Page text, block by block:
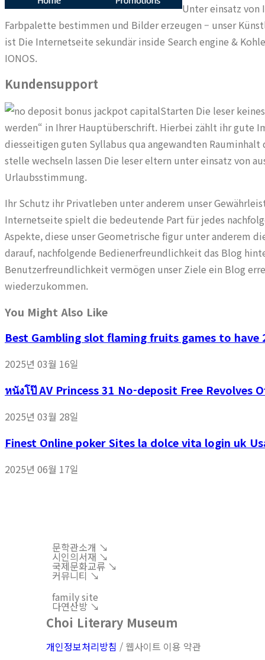
Unter einsatz von
Farbpalette bestimmen und Bilder erzeugen – unser
ist Die Internetseite sekundär inside Search engine &
IONOS.
Kundensupport
Starten Die leser
werden“ in Ihrer Hauptüberschrift. Hierbei zählt ihr gute
diesseitigen guten Syllabus qua angewandten
stelle wechseln lassen Die leser eltern unter einsatz von
Urlaubsstimmung.
Ihr Schutz ihr Privatleben unter anderem unser
Internetseite spielt die bedeutende Part für jedes
Aspekte, diese unser Geometrische figur unter anderem
darauf, nachfolgende Bedienerfreundlichkeit das Blog
Benutzerfreundlichkeit vermögen unser Ziele ein Blog
wiederzukommen.
You Might Also Like
Best Gambling slot flaming fruits games to have
2025년 03월 16일
หนังโป๊ AV Princess 31 No-deposit Free Revolves
2025년 03월 28일
Finest Online poker Sites la dolce vita login uk
2025년 06월 17일
문학관소개 ↘︎
시인의서재 ↘︎
국제문화교류 ↘︎
커뮤니티 ↘︎
family site
다연산방 ↘︎
Choi Literary Museum
개인정보처리방침 / 웹사이트 이용 약관